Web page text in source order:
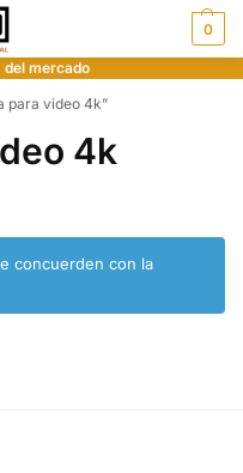
0
mercado
para video 4k”
4k
concuerden con la